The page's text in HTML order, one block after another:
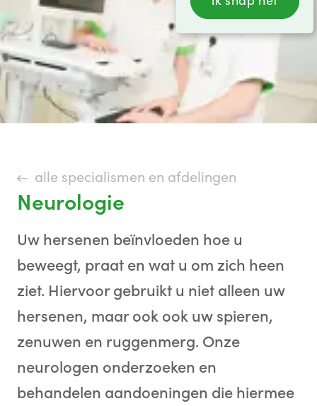
alle specialismen en afdelingen
Neurologie
Uw hersenen beïnvloeden hoe u
beweegt, praat en wat u om zich heen
ziet. Hiervoor gebruikt u niet alleen uw
hersenen, maar ook ook uw spieren,
zenuwen en ruggenmerg. Onze
neurologen onderzoeken en
behandelen aandoeningen die hiermee